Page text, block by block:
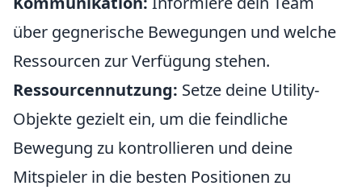
über gegnerische Bewegungen und welche
Ressourcen zur Verfügung stehen.
Ressourcennutzung: Setze deine Utility-
Objekte gezielt ein, um die feindliche
Bewegung zu kontrollieren und deine
Mitspieler in die besten Positionen zu